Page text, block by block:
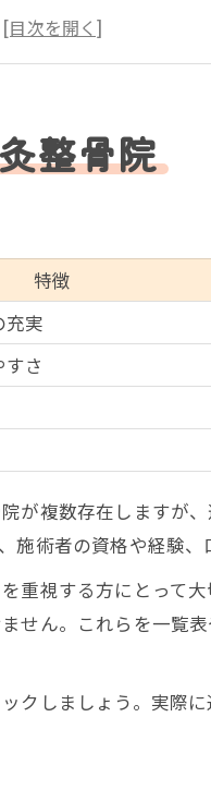
鍼灸整骨院の施術内容
じて得られる慢性疲
西春町エリアの選び方
骨院の自律神経ケア内
う心身バランスの整
注目の鍼灸整骨院選び
強い鍼灸整骨院の見極
全身バランスの調整法
整法を鍼灸整骨院別に
る全身ケアの実践ポイ
目指す鍼灸整骨院の
る鍼灸整骨院の手技
身調整で期待できる
む人が安心できる理由
灸整骨院の安心ポイ
アで安心できるサポ
整骨院
特徴
実
さ
が複数存在しますが
術者の資格や経験、
視する方にとって
せん。これらを一覧
クしましょう。実際